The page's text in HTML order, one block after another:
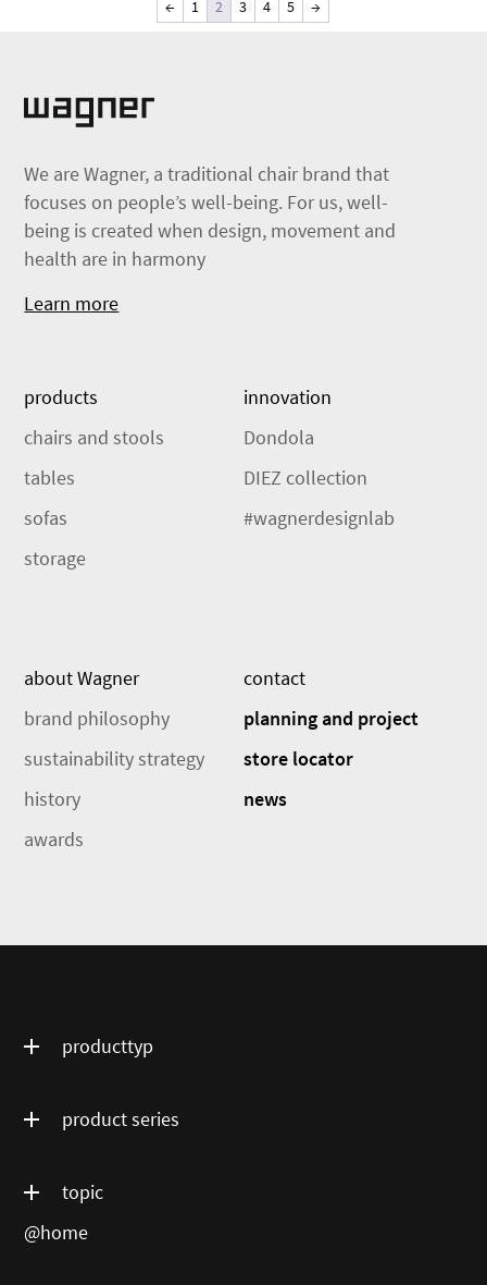
← 1 2 3 4 5 →
We are Wagner, a traditional chair brand that
focuses on people’s well-being. For us, well-
being is created when design, movement and
health are in harmony
Learn more
products
chairs and stools
tables
sofas
storage
innovation
Dondola
DIEZ collection
#wagnerdesignlab
about Wagner
brand philosophy
sustainability strategy
history
awards
contact
planning and project
store locator
news
producttyp
product series
topic
@home